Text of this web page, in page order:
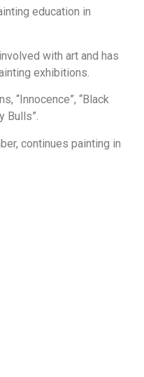
education in
with art and has
exhibitions.
“Innocence”, “Black
Bulls”.
continues painting in